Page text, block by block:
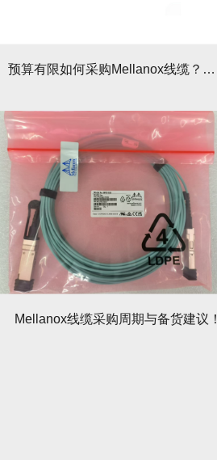
预算有限如何采购Mellanox线缆？替代方案利弊分析！
Mellanox线缆采购周期与备货建议！